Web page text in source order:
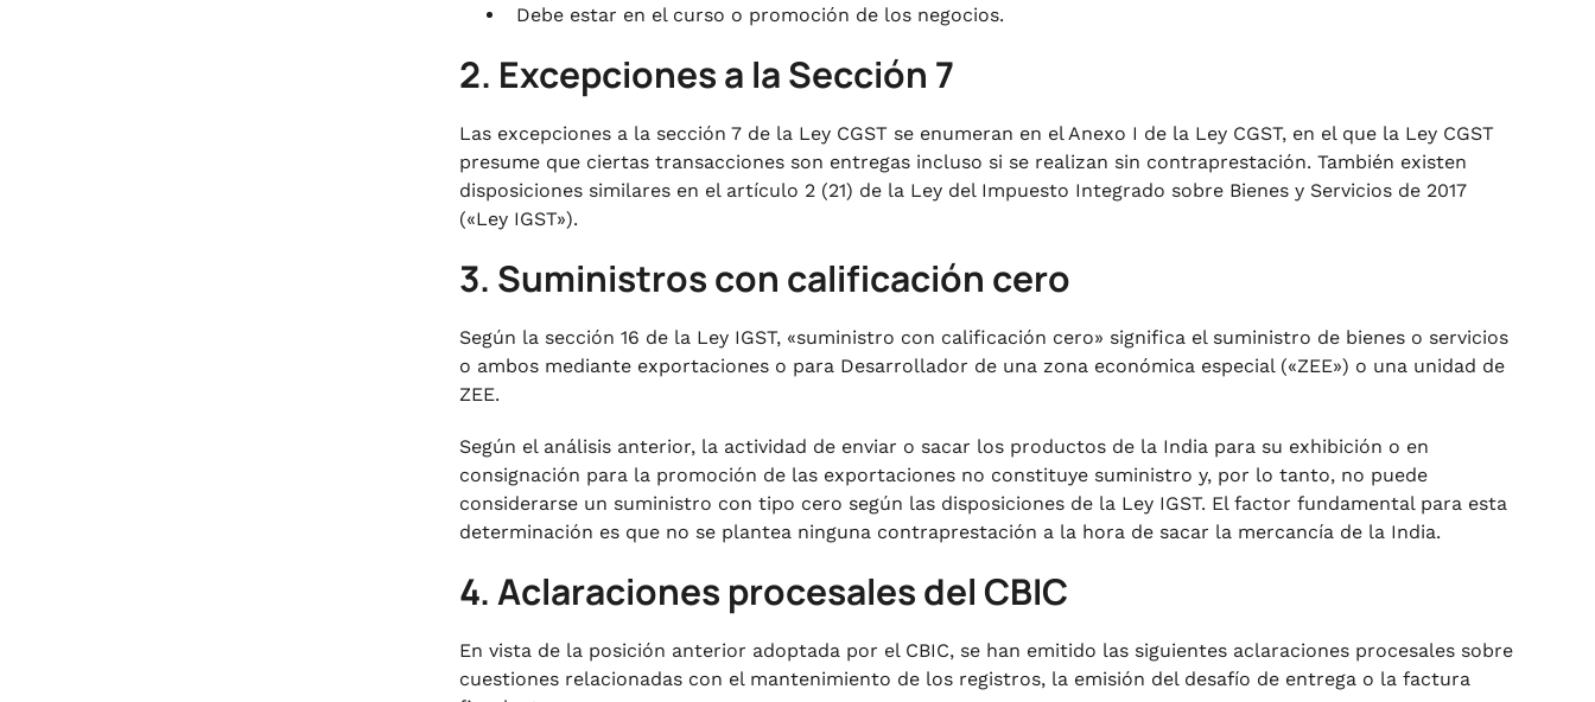
Debe estar en el curso o promoción de los negocios.
2. Excepciones a la Sección 7
Las excepciones a la sección 7 de la Ley CGST se enumeran en el Anexo I de la Ley CGST, en el que la Ley CGST
presume que ciertas transacciones son entregas incluso si se realizan sin contraprestación. También existen
disposiciones similares en el artículo 2 (21) de la Ley del Impuesto Integrado sobre Bienes y Servicios de 2017
(«Ley IGST»).
3. Suministros con calificación cero
Según la sección 16 de la Ley IGST, «suministro con calificación cero» significa el suministro de bienes o servicios
o ambos mediante exportaciones o para Desarrollador de una zona económica especial («ZEE») o una unidad de
ZEE.
Según el análisis anterior, la actividad de enviar o sacar los productos de la India para su exhibición o en
consignación para la promoción de las exportaciones no constituye suministro y, por lo tanto, no puede
considerarse un suministro con tipo cero según las disposiciones de la Ley IGST. El factor fundamental para esta
determinación es que no se plantea ninguna contraprestación a la hora de sacar la mercancía de la India.
4. Aclaraciones procesales del CBIC
En vista de la posición anterior adoptada por el CBIC, se han emitido las siguientes aclaraciones procesales sobre
cuestiones relacionadas con el mantenimiento de los registros, la emisión del desafío de entrega o la factura